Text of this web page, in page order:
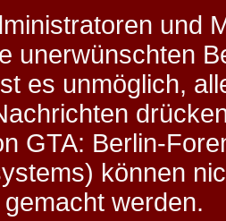
und
unerwünschten
es unmöglich,
GTA: Berlin-
können
werden.